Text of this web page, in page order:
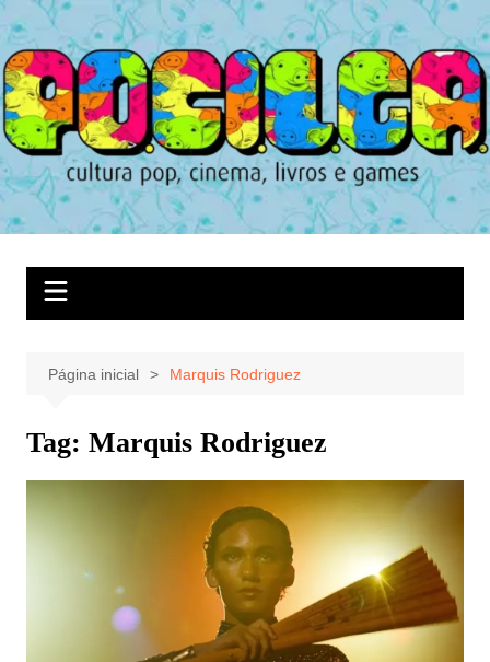
Ir
para
o
conteúdo
Página inicial Marquis Rodriguez
Tag: Marquis Rodriguez